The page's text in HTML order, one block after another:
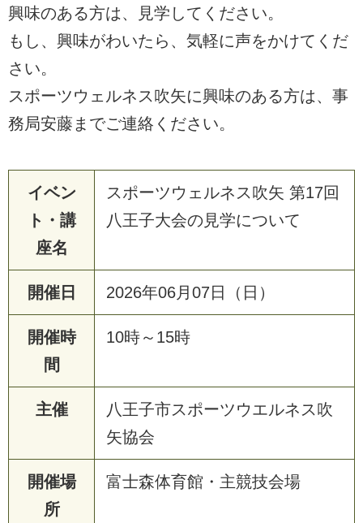
興味のある方は、見学してください。
もし、興味がわいたら、気軽に声をかけてくだ
さい。
スポーツウェルネス吹矢に興味のある方は、事
務局安藤までご連絡ください。
イベン
ト・講
座名
スポーツウェルネス吹矢 第17回
八王子大会の見学について
開催日 2026年06月07日（日）
開催時
間
10時～15時
主催
八王子市スポーツウエルネス吹
矢協会
開催場
所
富士森体育館・主競技会場